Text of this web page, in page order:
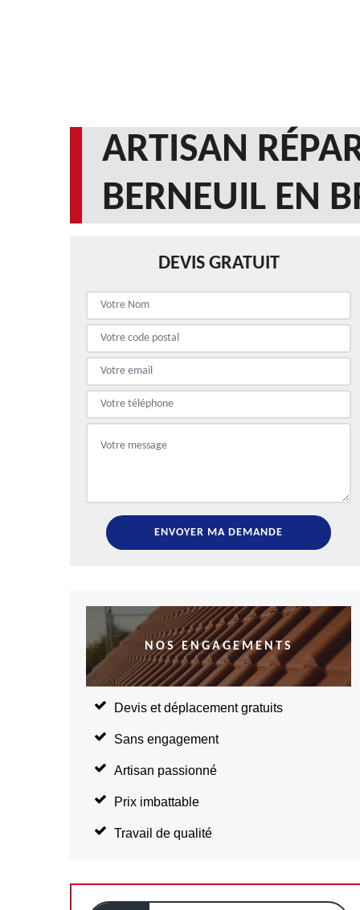
ARTISAN
BERNEUIL EN
DEVIS GRATUIT
NOS ENGAGEMENTS
Devis et déplacement gratuits
Sans engagement
Artisan passionné
Prix imbattable
Travail de qualité